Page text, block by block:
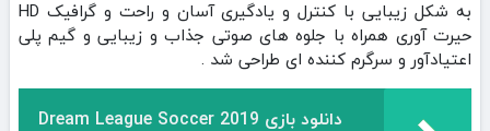
به شکل زیبایی با کنترل و یادگیری آسان و راحت و گرافیک HD
حیرت آوری همراه با جلوه های صوتی جذاب و زیبایی و گیم پلی
اعتیادآور و سرگرم کننده ای طراحی شد .
دانلود بازی Dream League Soccer 2019